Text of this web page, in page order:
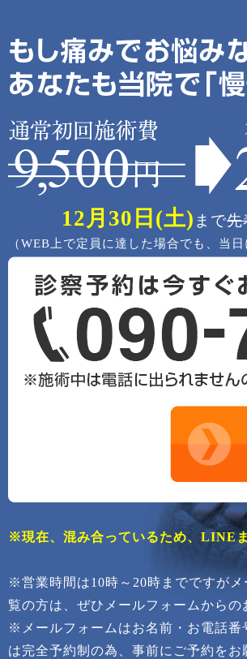
12月30日(土) まで先
（WEB上で定員に達した場合でも、当
※現在、混み合っているため、LINE
※営業時間は10時～20時までですが
覧の方は、ぜひメールフォームからの
※メールフォームはお名前・お電話番
は完全予約制の為、事前にご予約をお